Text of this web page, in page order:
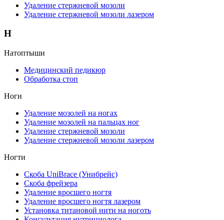
Удаление стержневой мозоли
Удаление стержневой мозоли лазером
Н
Натоптыши
Медицинский педикюр
Обработка стоп
Ноги
Удаление мозолей на ногах
Удаление мозолей на пальцах ног
Удаление стержневой мозоли
Удаление стержневой мозоли лазером
Ногти
Скоба UniBrace (Унибрейс)
Скоба фрейзера
Удаление вросшего ногтя
Удаление вросшего ногтя лазером
Установка титановой нити на ноготь